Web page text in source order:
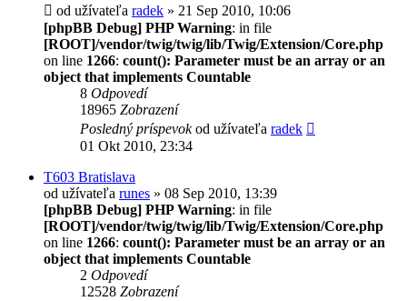
od užívateľa radek » 21 Sep 2010, 10:06
[phpBB Debug] PHP Warning: in file
[ROOT]/vendor/twig/twig/lib/Twig/Extension/Core.php
on line 1266: count(): Parameter must be an array or an
object that implements Countable
8 Odpovedí
18965 Zobrazení
Posledný príspevokod užívateľa radek
01 Okt 2010, 23:34
T603 Bratislava
od užívateľa runes » 08 Sep 2010, 13:39
[phpBB Debug] PHP Warning: in file
[ROOT]/vendor/twig/twig/lib/Twig/Extension/Core.php
on line 1266: count(): Parameter must be an array or an
object that implements Countable
2 Odpovedí
12528 Zobrazení